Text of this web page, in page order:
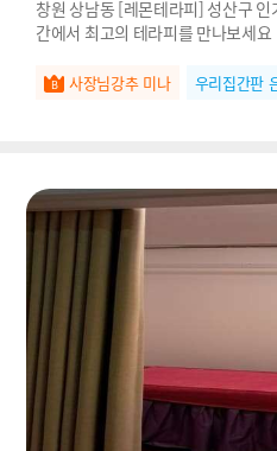
창원 상남동 [레몬테라피] 성산구
간에서 최고의 테라피를 만나보세요
사장님강추 미나 우리집간판